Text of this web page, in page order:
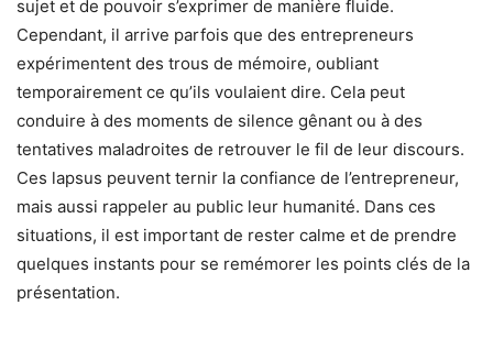
sujet et de pouvoir s’exprimer de manière fluide.
Cependant, il arrive parfois que des entrepreneurs
expérimentent des trous de mémoire, oubliant
temporairement ce qu’ils voulaient dire. Cela peut
conduire à des moments de silence gênant ou à des
tentatives maladroites de retrouver le fil de leur discours.
Ces lapsus peuvent ternir la confiance de l’entrepreneur,
mais aussi rappeler au public leur humanité. Dans ces
situations, il est important de rester calme et de prendre
quelques instants pour se remémorer les points clés de la
présentation.